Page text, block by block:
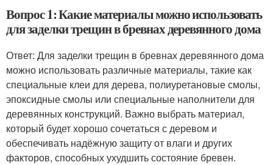
Вопрос 1: Какие материалы можно использовать
для заделки трещин в бревнах деревянного дома
Ответ: Для заделки трещин в бревнах деревянного дома
можно использовать различные материалы, такие как
специальные клеи для дерева, полиуретановые смолы,
эпоксидные смолы или специальные наполнители для
деревянных конструкций. Важно выбрать материал,
который будет хорошо сочетаться с деревом и
обеспечивать надёжную защиту от влаги и других
факторов, способных ухудшить состояние бревен.